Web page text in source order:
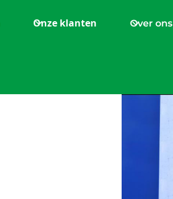
Onze klanten Over ons